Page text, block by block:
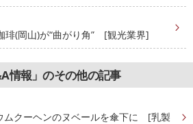
琲(岡山)が“曲がり角” [観光業界]
情報」のその他の記事
ムクーヘンのヌベールを傘下に [乳製